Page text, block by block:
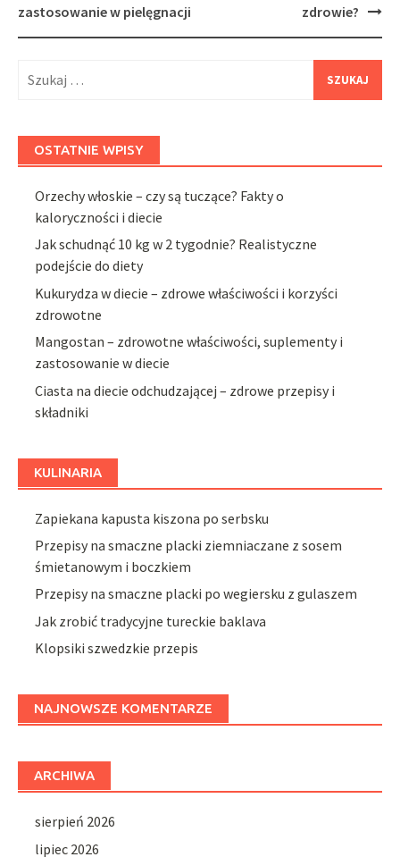
zastosowanie w pielęgnacji
zdrowie?
OSTATNIE WPISY
Orzechy włoskie – czy są tuczące? Fakty o
kaloryczności i diecie
Jak schudnąć 10 kg w 2 tygodnie? Realistyczne
podejście do diety
Kukurydza w diecie – zdrowe właściwości i korzyści
zdrowotne
Mangostan – zdrowotne właściwości, suplementy i
zastosowanie w diecie
Ciasta na diecie odchudzającej – zdrowe przepisy i
składniki
KULINARIA
Zapiekana kapusta kiszona po serbsku
Przepisy na smaczne placki ziemniaczane z sosem
śmietanowym i boczkiem
Przepisy na smaczne placki po wegiersku z gulaszem
Jak zrobić tradycyjne tureckie baklava
Klopsiki szwedzkie przepis
NAJNOWSZE KOMENTARZE
ARCHIWA
sierpień 2026
lipiec 2026